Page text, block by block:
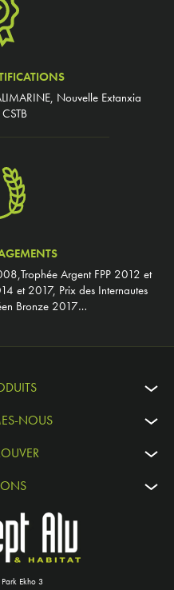
Nouvelle Extanxia
Argent FPP 2012 et
et 2017, Prix des Internautes
Bronze 2017…
NOUS
Ekho 3